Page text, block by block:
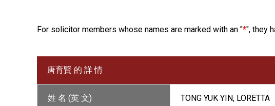
For solicitor members whose names are marked with an "*", they
唐育賢 的 詳 情
姓 名 (英 文) TONG YUK YIN, LORETTA